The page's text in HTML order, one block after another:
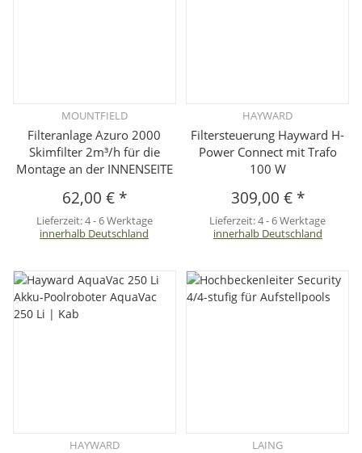
MOUNTFIELD
Filteranlage Azuro 2000
Skimfilter 2m³/h für die
Montage an der INNENSEITE
62,00 € *
Lieferzeit:4 - 6 Werktage
innerhalb Deutschland
HAYWARD
Filtersteuerung Hayward H-
Power Connect mit Trafo
100 W
309,00 € *
Lieferzeit:4 - 6 Werktage
innerhalb Deutschland
HAYWARD LAING